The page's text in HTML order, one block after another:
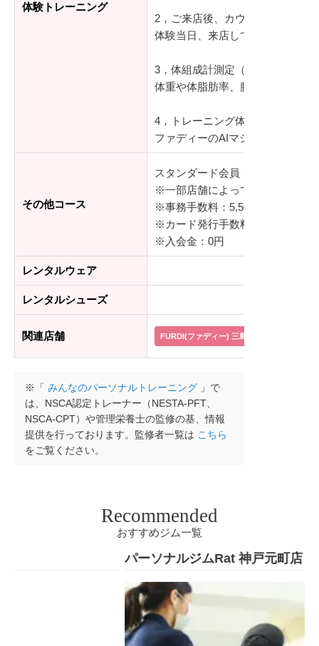
体験トレーニング
2，ご来店後、カウンセリング（
体験当日、来店していただきロ
3，体組成計測定（10分）
体重や体脂肪率、腕や足の部位
4，トレーニング体験（15分）
ファディーのAIマシンを使って
その他コース
スタンダード会員：8,778円～(通
※一部店舗によって料金が異なり
※事務手数料：5,500円(税込)
※カード発行手数料：3,300円(税
※入会金：0円
レンタルウェア
レンタルシューズ
関連店舗 FURDI(ファディー) 三島広小路店
※「 みんなのパーソナルトレーニング 」で
は、NSCA認定トレーナー（NESTA-PFT、
NSCA-CPT）や管理栄養士の監修の基、情報
提供を行っております。監修者一覧は こちら
をご覧ください。
Recommended
おすすめジム一覧
パーソナルジムRat 神戸元町店